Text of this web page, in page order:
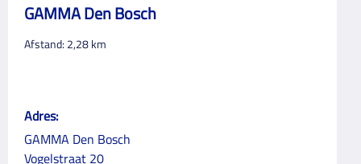
GAMMA Den Bosch
Afstand: 2,28km
Adres:
GAMMA Den Bosch
Vogelstraat 20